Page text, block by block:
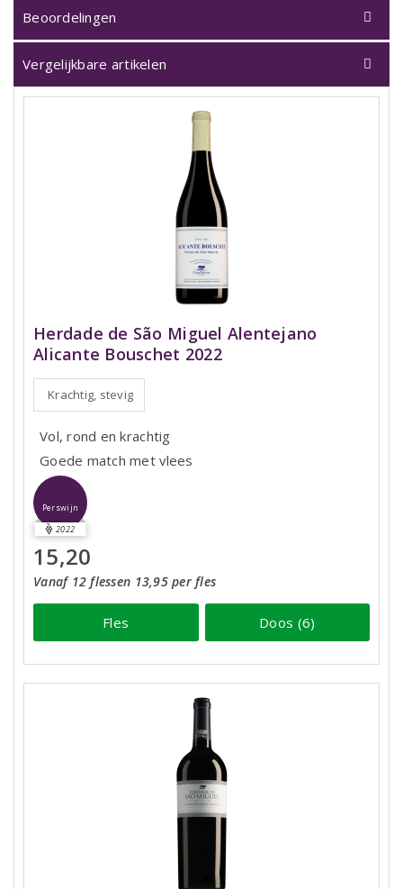
Beoordelingen
Vergelijkbare artikelen
Herdade de São Miguel Alentejano
Alicante Bouschet 2022
Krachtig, stevig
Vol, rond en krachtig
Goede match met vlees
Perswijn
2022
15,20
Vanaf 12 flessen 13,95 per fles
Fles Doos (6)